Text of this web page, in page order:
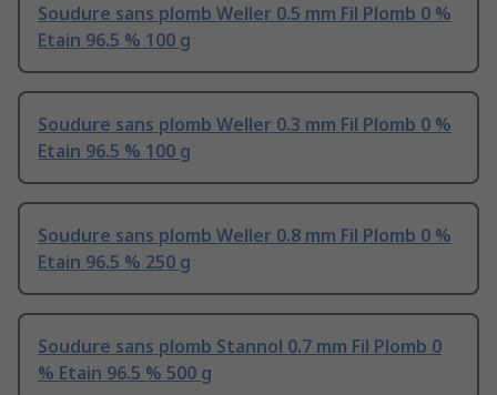
Soudure sans plomb Weller 0.5 mm Fil Plomb 0 %
Etain 96.5 % 100 g
Soudure sans plomb Weller 0.3 mm Fil Plomb 0 %
Etain 96.5 % 100 g
Soudure sans plomb Weller 0.8 mm Fil Plomb 0 %
Etain 96.5 % 250 g
Soudure sans plomb Stannol 0.7 mm Fil Plomb 0
% Etain 96.5 % 500 g